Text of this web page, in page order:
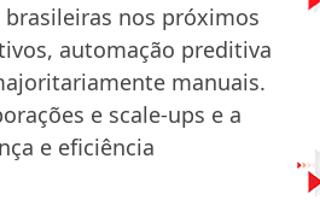
nos próximos
automação preditiva
manuais.
e scale-ups e a
e eficiência